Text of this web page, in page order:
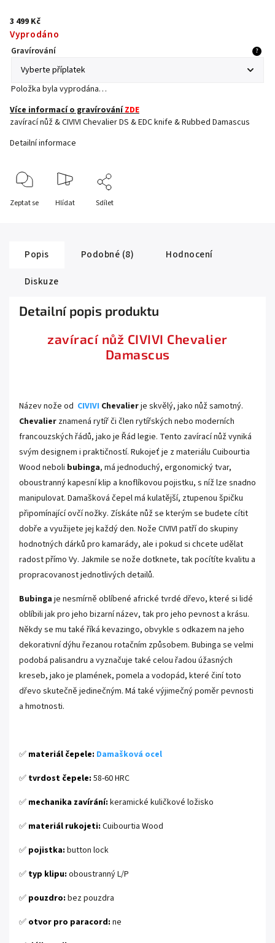
3 499 Kč
Vyprodáno
Gravírování ?
Položka byla vyprodána…
Více informací o gravírováníZDE
zavírací nůž & CIVIVI Chevalier DS & EDC knife & Rubbed Damascus
Detailní informace
Zeptat se Hlídat Sdílet
Popis Podobné (8)
Hodnocení
Diskuze
Detailní popis produktu
zavírací nůž CIVIVI Chevalier
Damascus
Název nože od CIVIVI Chevalierje skvělý, jako nůž samotný.
Chevalier znamená rytíř či člen rytířských nebo moderních
francouzských řádů, jako je Řád legie. Tento zavírací nůž vyniká
svým designem i praktičností. Rukojeť je z materiálu Cuibourtia
Wood neboli bubinga, má jednoduchý, ergonomický tvar,
oboustranný kapesní klip a knoflíkovou pojistku, s níž lze snadno
manipulovat. Damašková čepel má kulatější, ztupenou špičku
připomínající ovčí nožky. Získáte nůž se kterým se budete cítit
dobře a využijete jej každý den. Nože CIVIVI patří do skupiny
hodnotných dárků pro kamarády, ale i pokud si chcete udělat
radost přímo Vy. Jakmile se nože dotknete, tak pocítíte kvalitu a
propracovanost jednotlivých detailů.
Bubinga je nesmírně oblíbené africké tvrdé dřevo, které si lidé
oblíbili jak pro jeho bizarní název, tak pro jeho pevnost a krásu.
Někdy se mu také říká kevazingo, obvykle s odkazem na jeho
dekorativní dýhu řezanou rotačním způsobem. Bubinga se velmi
podobá palisandru a vyznačuje také celou řadou úžasných
kreseb, jako je plamének, pomela a vodopád, které činí toto
dřevo skutečně jedinečným. Má také výjimečný poměr pevnosti
a hmotnosti.
✅ materiál čepele: Damašková ocel
✅ tvrdost čepele: 58-60 HRC
✅ mechanika zavírání: keramické kuličkové ložisko
✅ materiál rukojeti: Cuibourtia Wood
✅ pojistka: button lock
✅ typ klipu: oboustranný L/P
✅ pouzdro: bez pouzdra
✅ otvor pro paracord: ne